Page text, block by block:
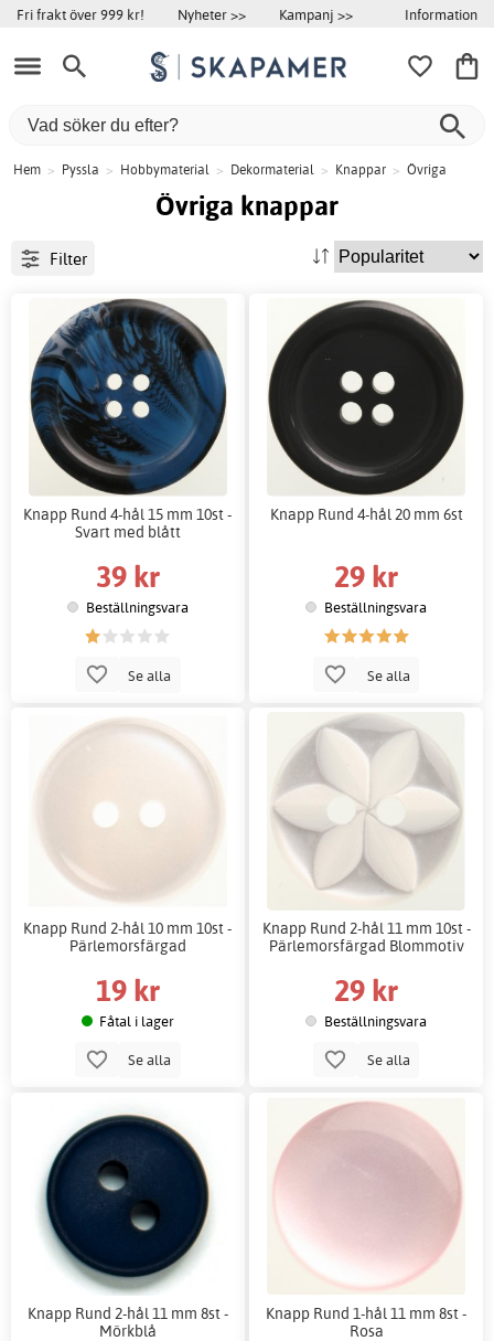
Fri frakt över 999 kr! Nyheter >> Kampanj >> Information
Hem > Pyssla > Hobbymaterial > Dekormaterial > Knappar > Övriga
Övriga knappar
Filter
Knapp Rund 4-hål 15 mm 10st -
Svart med blått
39 kr
Beställningsvara
Se alla
Knapp Rund 4-hål 20 mm 6st
29 kr
Beställningsvara
Se alla
Knapp Rund 2-hål 10 mm 10st -
Pärlemorsfärgad
19 kr
Fåtal i lager
Se alla
Knapp Rund 2-hål 11 mm 10st -
Pärlemorsfärgad Blommotiv
29 kr
Beställningsvara
Se alla
Knapp Rund 2-hål 11 mm 8st -
Mörkblå
Knapp Rund 1-hål 11 mm 8st -
Rosa